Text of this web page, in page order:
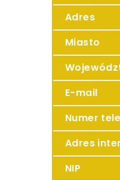
Adres
Miasto
E-mail
Numer
Adres
NIP